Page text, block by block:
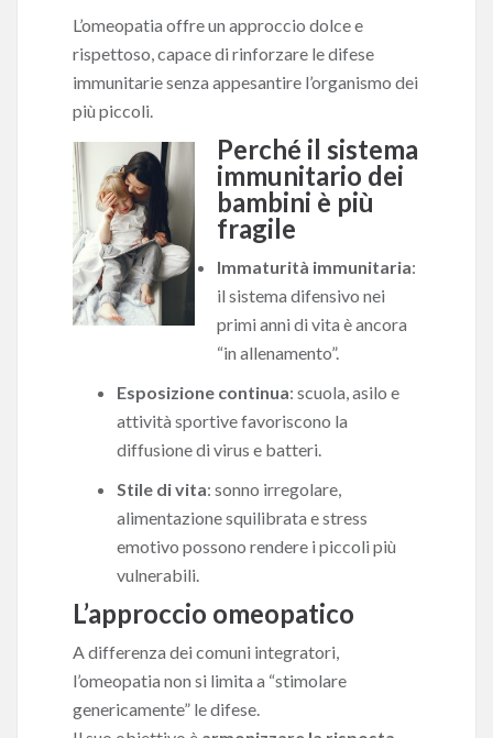
L’omeopatia offre un approccio dolce e
rispettoso, capace di rinforzare le difese
immunitarie senza appesantire l’organismo dei
più piccoli.
Perché il sistema
immunitario dei
bambini è più
fragile
Immaturità immunitaria:
il sistema difensivo nei
primi anni di vita è ancora
“in allenamento”.
Esposizione continua: scuola, asilo e
attività sportive favoriscono la
diffusione di virus e batteri.
Stile di vita: sonno irregolare,
alimentazione squilibrata e stress
emotivo possono rendere i piccoli più
vulnerabili.
L’approccio omeopatico
A differenza dei comuni integratori,
l’omeopatia non si limita a “stimolare
genericamente” le difese.